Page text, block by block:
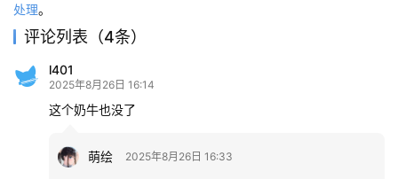
处理。
评论列表（4条）
l401
2025年8月26日 16:14
这个奶牛也没了
萌绘 2025年8月26日 16:33